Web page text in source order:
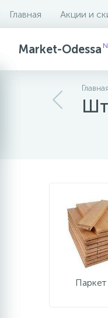
Главная Акции и
Market-Odessa
Главная